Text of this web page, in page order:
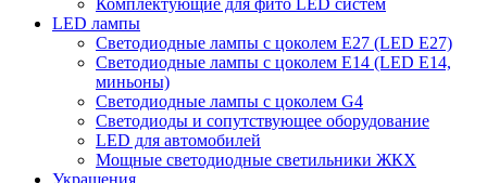
LED лампы
Светодиодные лампы с цоколем Е27 (LED E27)
Светодиодные лампы с цоколем Е14 (LED E14,
миньоны)
Светодиодные лампы с цоколем G4
Светодиоды и сопутствующее оборудование
LED для автомобилей
Мощные светодиодные светильники ЖКХ
Украшения